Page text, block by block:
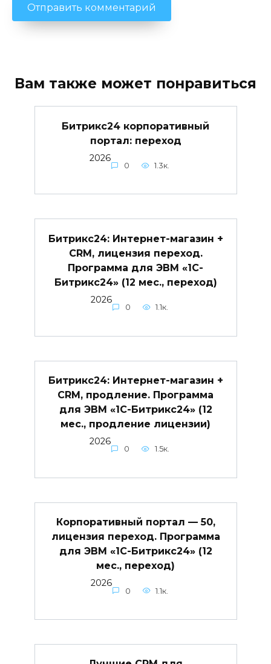
Вам также может понравиться
Битрикс24 корпоративный
портал: переход
2026
0 1.3к.
Битрикс24: Интернет-магазин +
CRM, лицензия переход.
Программа для ЭВМ «1С-
Битрикс24» (12 мес., переход)
2026
0 1.1к.
Битрикс24: Интернет-магазин +
CRM, продление. Программа
для ЭВМ «1С-Битрикс24» (12
мес., продление лицензии)
2026
0 1.5к.
Корпоративный портал — 50,
лицензия переход. Программа
для ЭВМ «1С-Битрикс24» (12
мес., переход)
2026
0 1.1к.